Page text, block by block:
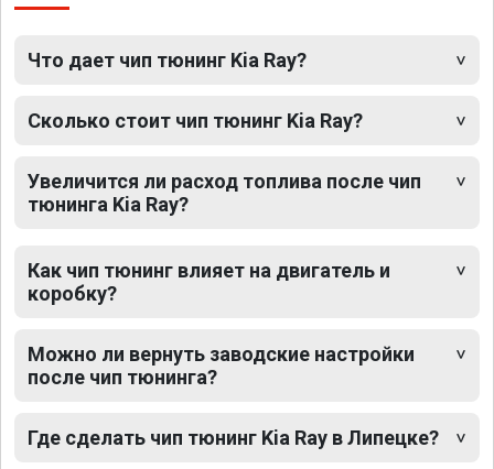
Что дает чип тюнинг Kia Ray?
Сколько стоит чип тюнинг Kia Ray?
Увеличится ли расход топлива после чип
тюнинга Kia Ray?
Как чип тюнинг влияет на двигатель и
коробку?
Можно ли вернуть заводские настройки
после чип тюнинга?
Где сделать чип тюнинг Kia Ray в Липецке?